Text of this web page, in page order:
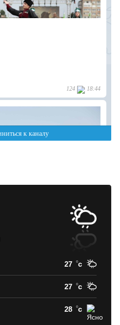
27 c
27 c
28 c